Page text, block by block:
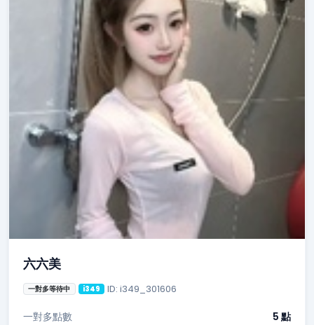
六六美
一對多等待中 i349 ID: i349_301606
一對多點數
5 點